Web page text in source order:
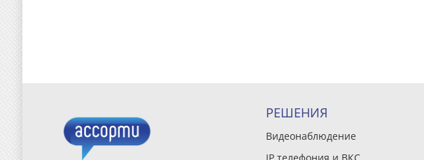
РЕШЕНИЯ
Видеонаблюдение